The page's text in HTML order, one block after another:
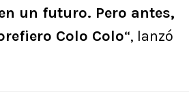
un futuro. Pero antes,
Colo Colo“, lanzó